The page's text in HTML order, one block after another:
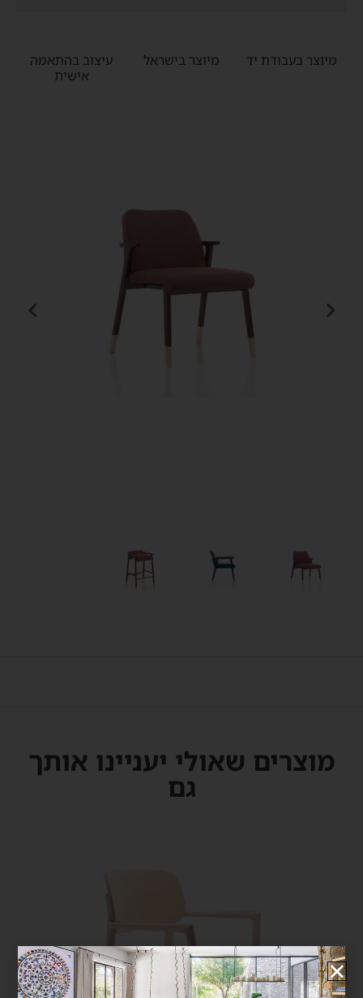
מיוצר בעבודת יד מיוצר בישראל
עיצוב בהתאמה
אישית
מוצרים שאולי יעניינו אותך
גם